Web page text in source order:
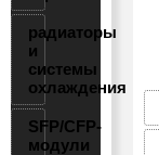
радиаторы
и
системы
охлаждения
SFP/CFP-
модули